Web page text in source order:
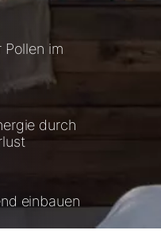
Pollen im
durch
einbauen